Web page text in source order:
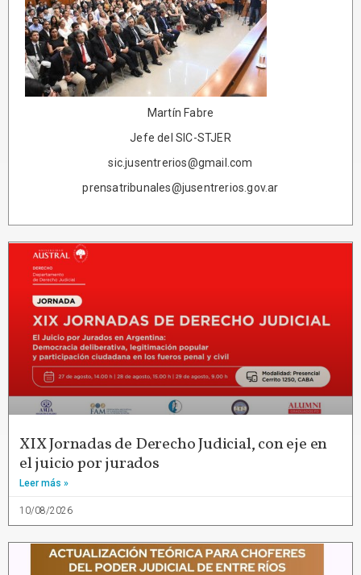
Martín Fabre
Jefe del SIC-STJER
sic.jusentrerios@gmail.com
prensatribunales@jusentrerios.gov.ar
XIX Jornadas de Derecho Judicial, con eje en
el juicio por jurados
Leer más »
10/08/2026